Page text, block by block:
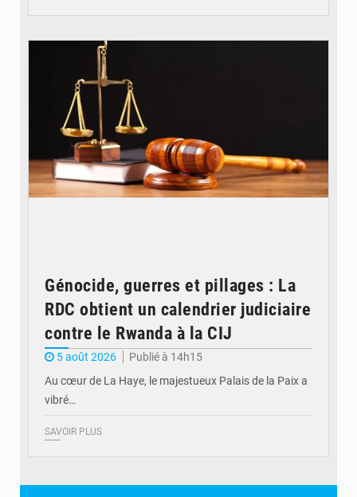
Génocide, guerres et pillages : La
RDC obtient un calendrier judiciaire
contre le Rwanda à la CIJ
5 août 2026
Publié à 14h15
Au cœur de La Haye, le majestueux Palais de la Paix a
vibré…
SAVOIR PLUS